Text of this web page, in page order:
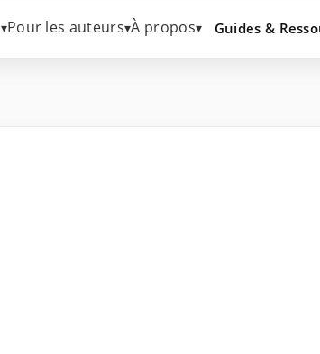
▾Pour les auteurs▾À propos▾ Guides &